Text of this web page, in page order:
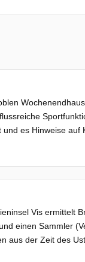
es Hinweise auf
Vis ermittelt
einen Sammler
aus der Zeit des